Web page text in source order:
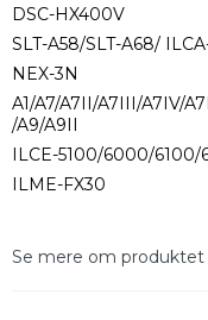
DSC-HX400V
SLT-A58/SLT-A68/
NEX-3N
A1/A7/A7II/A7III/A7IV/
/A9/A9II
ILCE-5100/6000/
ILME-FX30
Se mere om produktet